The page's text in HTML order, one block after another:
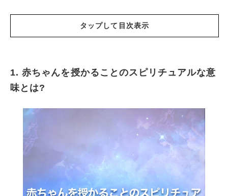
タップして目次表示
とは?
赤ちゃんを授かることのスピリチュアルな意味
赤ちゃんを授からないことのスピリチュアル的
妊娠出産で赤ちゃんを授かることに対するスピ
リチュアルメッセージ
妊娠した赤ちゃんを中絶することのスピリチュ
1. 赤ちゃんを授かることのスピリチュアルな意
味とは?